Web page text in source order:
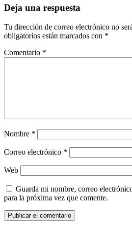
Deja una respuesta
Tu dirección de correo electrónico no
obligatorios están marcados con *
Comentario *
Nombre *
Correo electrónico *
Web
Guarda mi nombre, correo
para la próxima vez que comente.